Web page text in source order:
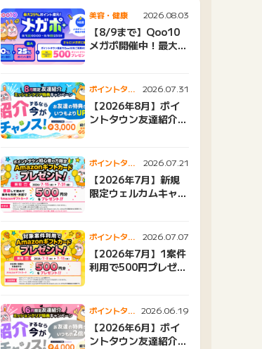
美容・健康 2026.08.03
【8/9まで】Qoo10
メガポ開催中！最大
ポイントタウ
ンニュース
2026.07.31
【2026年8月】ポイ
ントタウン友達紹介キ
ポイントタウ
ンニュース
2026.07.21
【2026年7月】新規
限定ウェルカムキャン
ポイントタウ
ンニュース
2026.07.07
【2026年7月】1案件
利用で500円プレゼン
ポイントタウ
ンニュース
2026.06.19
【2026年6月】ポイ
ントタウン友達紹介キ